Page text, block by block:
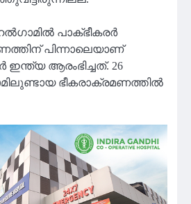
പാക്ഭീകരർ
പിന്നാലെയാണ്
ആരംഭിച്ചത്. 26
ഭീകരാക്രമണത്തിൽ